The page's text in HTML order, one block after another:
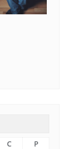
C
P